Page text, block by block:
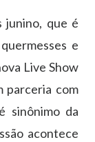
junino, que é
e
Live Show
parceria com
sinônimo da
acontece